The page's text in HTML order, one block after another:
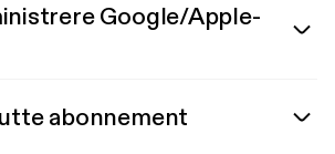
Google/Apple-
abonnement